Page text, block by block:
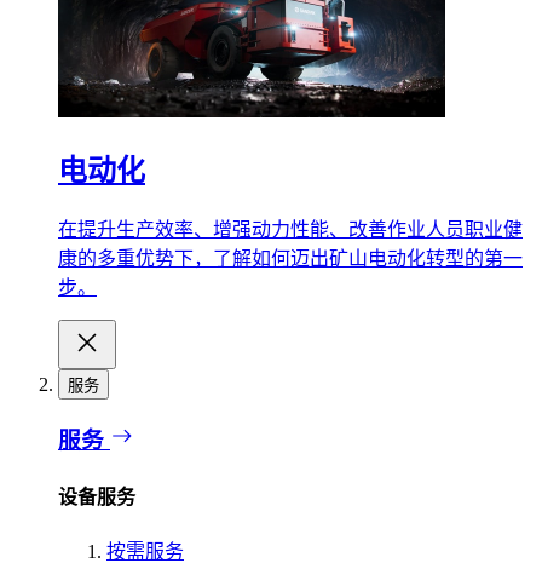
电动化
在提升生产效率、增强动力性能、改善作业人员职业健
康的多重优势下，了解如何迈出矿山电动化转型的第一
步。
服务
服务
设备服务
按需服务